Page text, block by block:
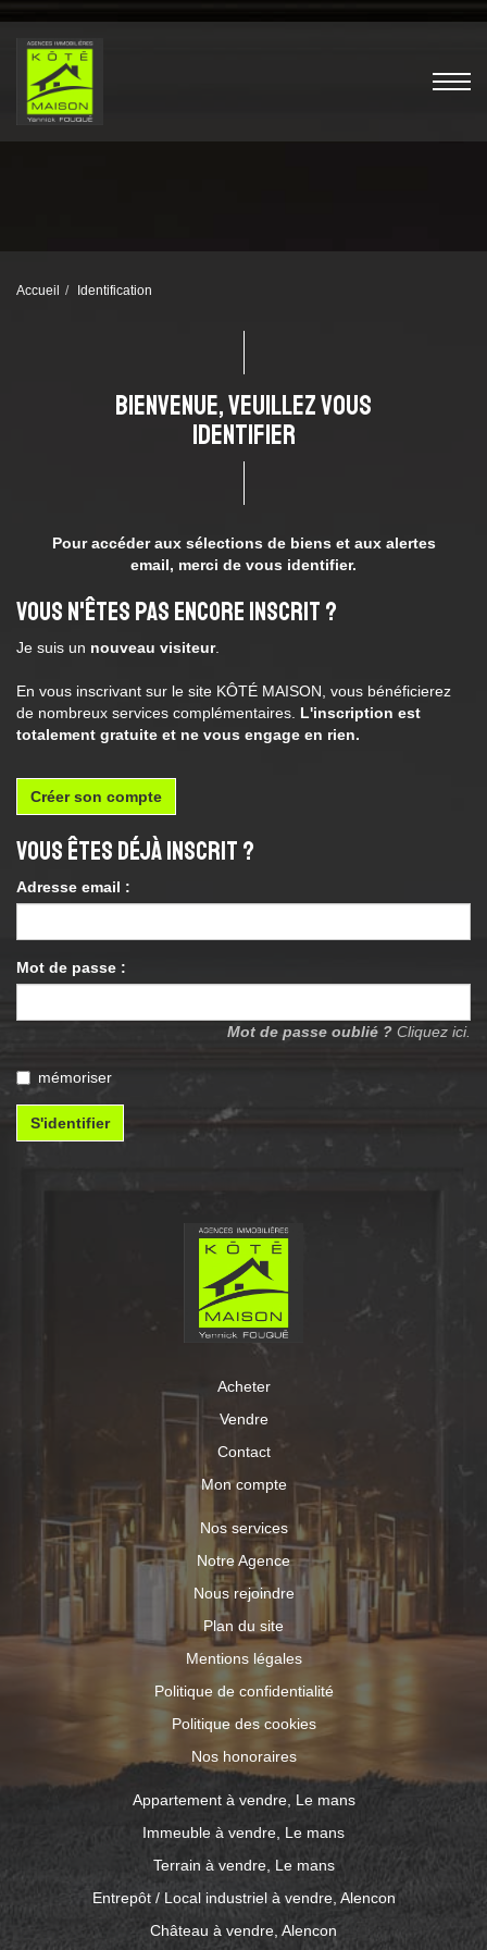
Accueil Identification
BIENVENUE, VEUILLEZ VOUS
IDENTIFIER
Pour accéder aux sélections de biens et aux alertes
email, merci de vous identifier.
Vous n'êtes pas encore inscrit ?
Je suis un nouveau visiteur.
En vous inscrivant sur le site KÔTÉ MAISON, vous bénéficierez
de nombreux services complémentaires. L'inscription est
totalement gratuite et ne vous engage en rien.
Créer son compte
Vous êtes déjà inscrit ?
Adresse email :
Mot de passe :
Mot de passe oublié ? Cliquez ici.
mémoriser
S'identifier
Acheter
Vendre
Contact
Mon compte
Nos services
Notre Agence
Nous rejoindre
Plan du site
Mentions légales
Politique de confidentialité
Politique des cookies
Nos honoraires
Appartement à vendre, Le mans
Immeuble à vendre, Le mans
Terrain à vendre, Le mans
Entrepôt / Local industriel à vendre, Alencon
Château à vendre, Alencon